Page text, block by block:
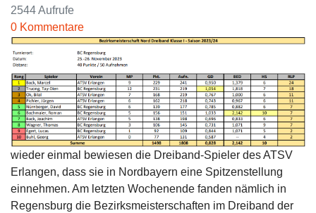
2544 Aufrufe
0 Kommentare
wieder einmal bewiesen die Dreiband-Spieler des ATSV
Erlangen, dass sie in Nordbayern eine Spitzenstellung
einnehmen. Am letzten Wochenende fanden nämlich in
Regensburg die Bezirksmeisterschaften im Dreiband der